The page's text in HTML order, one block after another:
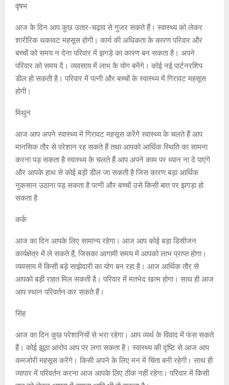
वृषभ
आज के दिन आप कुछ उतार-चढ़ाव से गुजर सकते हैं। स्वास्थ्य को लेकर
शारीरिक थकावट महसूस होगी। कार्य की अधिकता के कारण परिवार और
बच्चों को समय न देना परिवार में झगड़े का कारण बन सकता है। अपने
परिवार को समय दें। व्यवसाय में लाभ के योग बनेंगे। कोई नई पार्टनरशिप
डील हो सकती है। परिवार में पत्नी और बच्चों के स्वास्थ्य में गिरावट महसूस
होगी।
मिथुन
आज आप अपने स्वास्थ्य में गिरावट महसूस करेंगे स्वास्थ्य के चलते हैं आप
मानसिक तौर से परेशान रह सकते हैं तथा आपको आर्थिक स्थिति का सामना
करना पड़ सकता है स्वास्थ्य के चलते हैं आप अपने काम पर ध्यान ना दे पाएंगे
और आपके हाथ से कोई बड़ी डील जा सकती है जिस कारण बड़ा आर्थिक
नुकसान उठाना पड़ सकता है पत्नी और बच्चों उसे किसी बात पर झगड़ा हो
सकता है
कर्क
आज का दिन आपके लिए सामान्य रहेगा। आज आप कोई बड़ा डिसीजन
कार्यक्षेत्र में ले सकते हैं, जिसका आगामी समय में आपको लाभ प्राप्त होगा।
व्यवसाय में किसी बड़े साझेदारी का योग बन रहा है। आज आर्थिक तौर से
आपको बड़ी राहत मिल सकती है। परिवार में मतभेद खत्म होगा। साथ ही आज
आप स्थान परिवर्तन कर सकते हैं।
सिंह
आज का दिन कुछ परेशानियों से भरा रहेगा। आप व्यर्थ के विवाद में फंस सकते
हैं। कोई झूठा आरोप आप पर लगा सकता है। स्वास्थ्य की दृष्टि से आज आप
कमजोरी महसूस करेंगे। किसी अपने के लिए मन में चिंता बनी रहेगी। साथ ही
व्यापार में परिवर्तन करना आज आपके लिए ठीक नहीं रहेगा। परिवार में किसी